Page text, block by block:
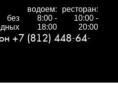
без
водоем:
8:00 -
18:00
ресторан:
10:00 -
20:00
+7 (812) 448-64-